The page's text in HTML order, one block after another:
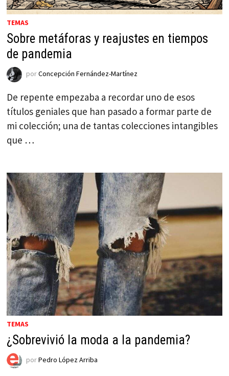
TEMAS
Sobre metáforas y reajustes en tiempos
de pandemia
porConcepción Fernández-Martínez
De repente empezaba a recordar uno de esos
títulos geniales que han pasado a formar parte de
mi colección; una de tantas colecciones intangibles
que …
TEMAS
¿Sobrevivió la moda a la pandemia?
porPedro López Arriba